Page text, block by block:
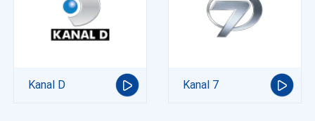
Kanal D Kanal 7